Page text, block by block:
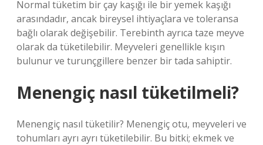
Normal tüketim bir çay kaşığı ile bir yemek kaşığı
arasındadır, ancak bireysel ihtiyaçlara ve toleransa
bağlı olarak değişebilir. Terebinth ayrıca taze meyve
olarak da tüketilebilir. Meyveleri genellikle kışın
bulunur ve turunçgillere benzer bir tada sahiptir.
Menengiç nasıl tüketilmeli?
Menengiç nasıl tüketilir? Menengiç otu, meyveleri ve
tohumları ayrı ayrı tüketilebilir. Bu bitki; ekmek ve